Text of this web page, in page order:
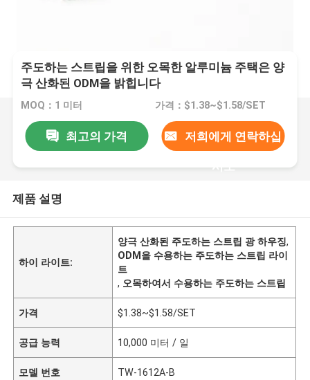
주도하는 스트립을 위한 오목한 알루미늄 주택은 양
극 산화된 ODM을 밝힙니다
MOQ：1 미터 가격：$1.38~$1.58/SET
최고의 가격 저희에게 연락하십
시오
제품 설명
하이 라이트:
양극 산화된 주도하는 스트립 광 하우징,
ODM을 수용하는 주도하는 스트립 라이
트
, 오목하여서 수용하는 주도하는 스트립
가격 $1.38~$1.58/SET
공급 능력 10,000 미터 / 일
모델 번호 TW-1612A-B